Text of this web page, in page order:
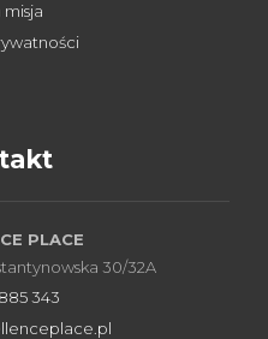
misja
PLACE
30/32A
343